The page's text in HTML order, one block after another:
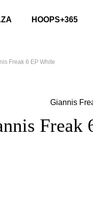
HOOPS+365
Freak 6 EP White
Giannis
Freak